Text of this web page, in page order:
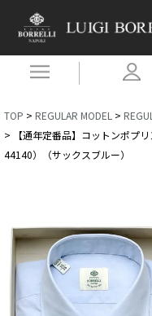
TOP REGULAR MODEL
【通年定番品】コットンポプ
44140）（サックスブルー）